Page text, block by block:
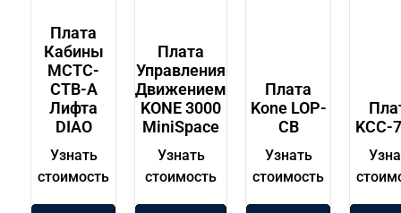
Плата
Кабины
MCTC-
CTB-A
Лифта
DIAO
Узнать
стоимость
Плата
Управления
Движением
KONE 3000
MiniSpace
Узнать
стоимость
Плата
Kone LOP-
CB
Узнать
стоимость
KCC-